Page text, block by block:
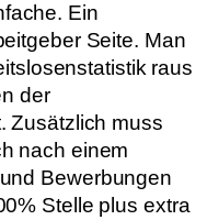
Ein
Seite. Man
raus
der
Zusätzlich muss
nach einem
Bewerbungen
Stelle plus extra